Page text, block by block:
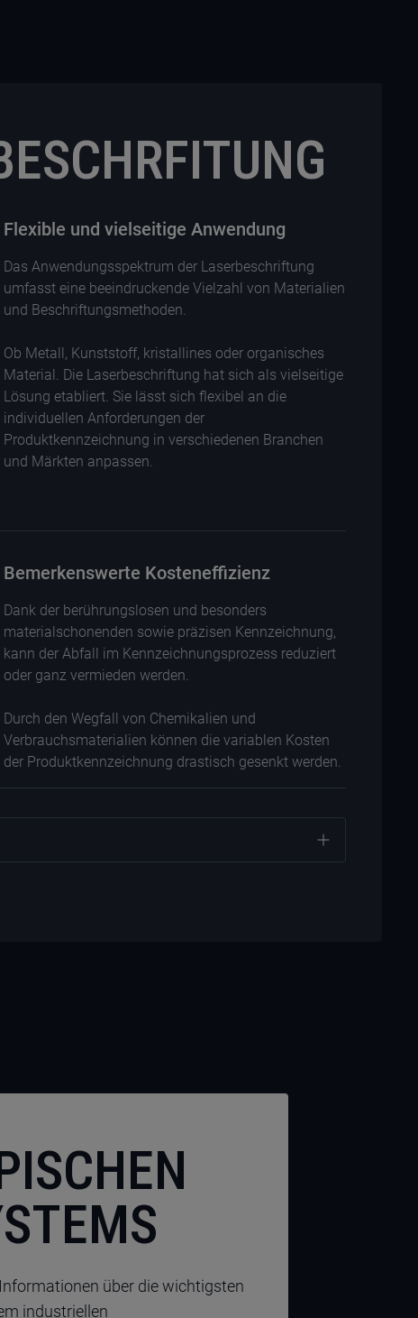
Das Anwendungsspektrum der Laserbeschriftung
umfasst eine beeindruckende Vielzahl von Materialien
Ob Metall, Kunststoff, kristallines oder organisches
Material. Die Laserbeschriftung hat sich als vielseitige
Lösung etabliert. Sie lässt sich flexibel an die
individuellen Anforderungen der
Produktkennzeichnung in verschiedenen Branchen
Dank der berührungslosen und besonders
materialschonenden sowie präzisen Kennzeichnung,
kann der Abfall im Kennzeichnungsprozess reduziert
Durch den Wegfall von Chemikalien und
Verbrauchsmaterialien können die variablen Kosten
über die wichtigsten